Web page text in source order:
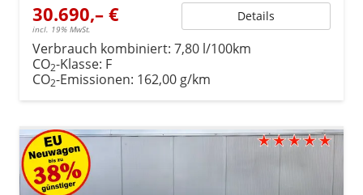
30.690,– €
incl. 19% MwSt.
Details
Verbrauch kombiniert: 7,80 l/100km
CO2-Klasse: F
CO2-Emissionen: 162,00 g/km